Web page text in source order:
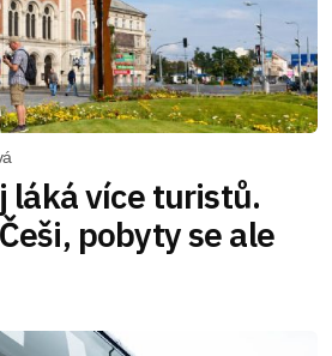
láká více turistů.
pobyty se ale